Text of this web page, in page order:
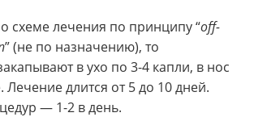
схеме лечения по принципу “оff-
” (не по назначению), то
в ухо по 3-4 капли, в нос
длится от 5 до 10 дней.
— 1-2 в день.